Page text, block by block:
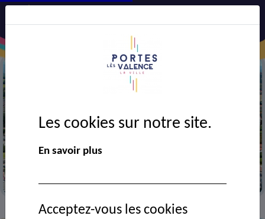
> Contact >Société multiclôtures
Les cookies sur notre site.
En savoir plus
Acceptez-vous les cookies